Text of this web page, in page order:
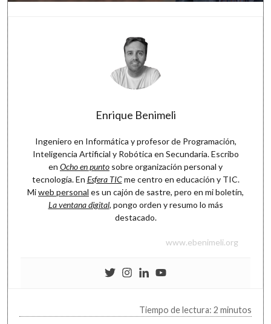
Enrique Benimeli
Ingeniero en Informática y profesor de Programación,
Inteligencia Artificial y Robótica en Secundaria. Escribo
en Ocho en punto sobre organización personal y
tecnología. En Esfera TICme centro en educación y TIC.
Miweb personal es un cajón de sastre, pero en mi boletín,
La ventana digital, pongo orden y resumo lo más
destacado.
www.ebenimeli.org
Tiempo de lectura: 2 minutos